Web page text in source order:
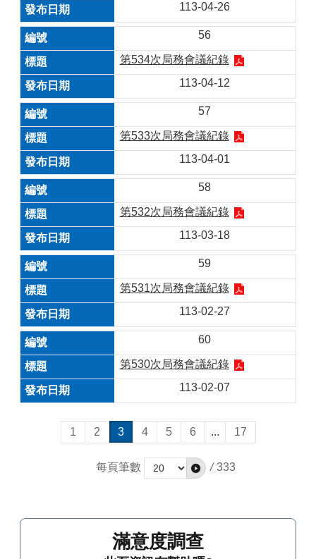
113-04-26
56
第534次局務會議紀錄
113-04-12
57
第533次局務會議紀錄
113-04-01
58
第532次局務會議紀錄
113-03-18
59
第531次局務會議紀錄
113-02-27
60
第530次局務會議紀錄
113-02-07
1 2 3 4 5 6 ... 17
每頁筆數 / 333
滿意度調查